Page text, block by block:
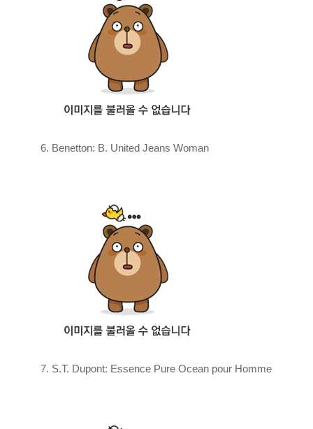
6. Benetton: B. United Jeans Woman
7. S.T. Dupont: Essence Pure Ocean pour Homme